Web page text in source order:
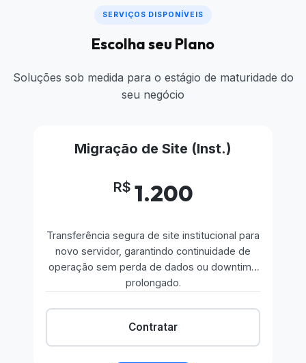
SERVIÇOS DISPONÍVEIS
Escolha seu Plano
Soluções sob medida para o estágio de maturidade do
seu negócio
Migração de Site (Inst.)
R$ 1.200
Transferência segura de site institucional para
novo servidor, garantindo continuidade de
operação sem perda de dados ou downtime
prolongado.
Contratar